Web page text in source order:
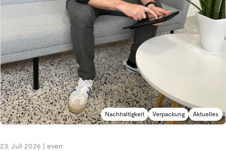
Nachhaltigkeit Verpackung Aktuelles
23. Juli 2026 even